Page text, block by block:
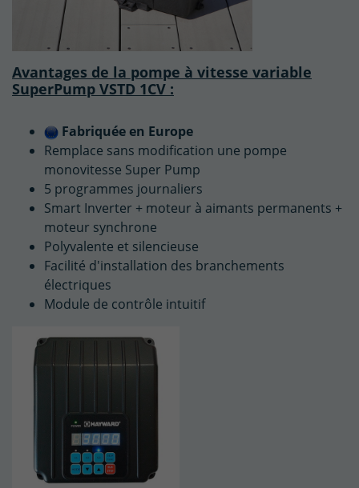
Avantages de la pompe à vitesse variable
SuperPump VSTD 1CV :
Fabriquée en Europe
Remplace sans modification une pompe
monovitesse Super Pump
5 programmes journaliers
Smart Inverter + moteur à aimants permanents +
moteur synchrone
Polyvalente et silencieuse
Facilité d'installation des branchements
électriques
Module de contrôle intuitif